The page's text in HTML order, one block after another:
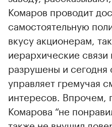
Комаров проводит
самостоятельную
вкусу акционерам,
иерархические связи
разрушены и сегодня
управляет гремучая
интересов. Впрочем,
Комарова “не